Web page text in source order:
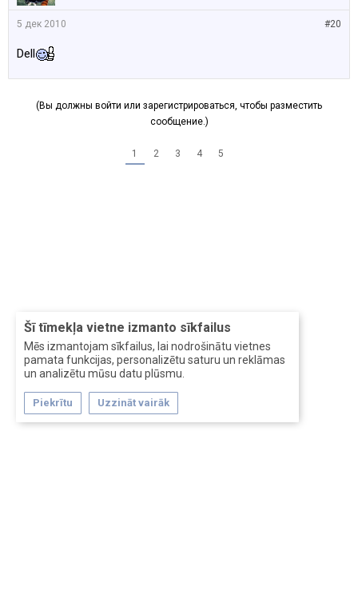
Šī tīmekļa vietne izmanto sīkfailus
Mēs izmantojam sīkfailus, lai nodrošinātu vietnes
pamata funkcijas, personalizētu saturu un reklāmas
un analizētu mūsu datu plūsmu.
Piekrītu Uzzināt vairāk
#20
5 дек 2010
Dell
(Вы должны войти или зарегистрироваться, чтобы разместить
сообщение.)
1 2 3 4 5